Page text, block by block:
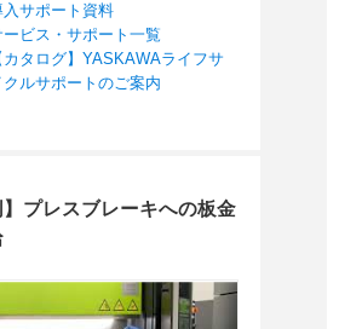
入サポート資料
ービス・サポート一覧
カタログ】YASKAWAライフサ
クルサポートのご案内
】プレスブレーキへの板金